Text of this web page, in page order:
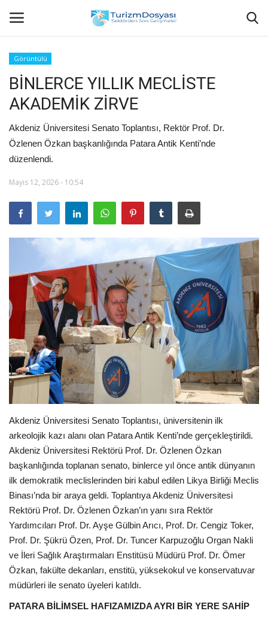
Anasayfa
Bize Ulaşın
Künye
KVKK Aydınlatma Metni
Araştırma - İnceleme
Lezzet Durakları
Röportajlar
Gezi - Yorum
Sizlerden Gelenler
Yorumlar
Video Tanıtım
Köşe Yazarları
Galeri
Görüntülü
BİNLERCE YILLIK MECLİSTE
AKADEMİK ZİRVE
Akdeniz Üniversitesi Senato Toplantısı, Rektör Prof. Dr.
Özlenen Özkan başkanlığında Patara Antik Kenti’nde
düzenlendi.
Mayıs 12, 2026 - 10:54
Akdeniz Üniversitesi Senato Toplantısı, üniversitenin ilk
arkeolojik kazı alanı olan Patara Antik Kenti’nde gerçekleştirildi.
Akdeniz Üniversitesi Rektörü Prof. Dr. Özlenen Özkan
başkanlığında toplanan senato, binlerce yıl önce antik dünyanın
ilk demokratik meclislerinden biri kabul edilen Likya Birliği Meclis
Binası’nda bir araya geldi. Toplantıya Akdeniz Üniversitesi
Rektörü Prof. Dr. Özlenen Özkan’ın yanı sıra Rektör
Yardımcıları Prof. Dr. Ayşe Gülbin Arıcı, Prof. Dr. Cengiz Toker,
Prof. Dr. Şükrü Özen, Prof. Dr. Tuncer Karpuzoğlu Organ Nakli
ve İleri Sağlık Araştırmaları Enstitüsü Müdürü Prof. Dr. Ömer
Özkan, fakülte dekanları, enstitü, yüksekokul ve konservatuvar
müdürleri ile senato üyeleri katıldı.
PATARA BİLİMSEL HAFIZAMIZDA AYRI BİR YERE SAHİP